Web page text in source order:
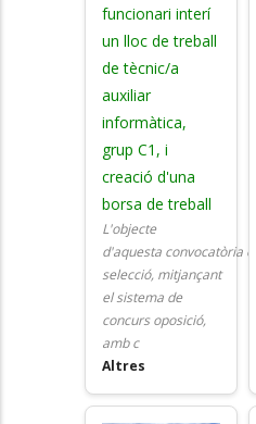
funcionari interí
un lloc de treball
de tècnic/a
auxiliar
informàtica,
grup C1, i
creació d'una
borsa de treball
L'objecte
d'aquesta convocatòria és
selecció, mitjançant
el sistema de
concurs oposició,
amb c
Altres